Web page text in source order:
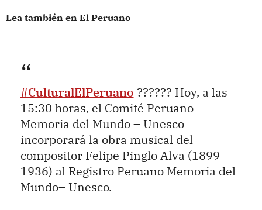
Lea también en El Peruano
#CulturalElPeruano ?????? Hoy, a las
15:30 horas, el Comité Peruano
Memoria del Mundo – Unesco
incorporará la obra musical del
compositor Felipe Pinglo Alva (1899-
1936) al Registro Peruano Memoria del
Mundo– Unesco.